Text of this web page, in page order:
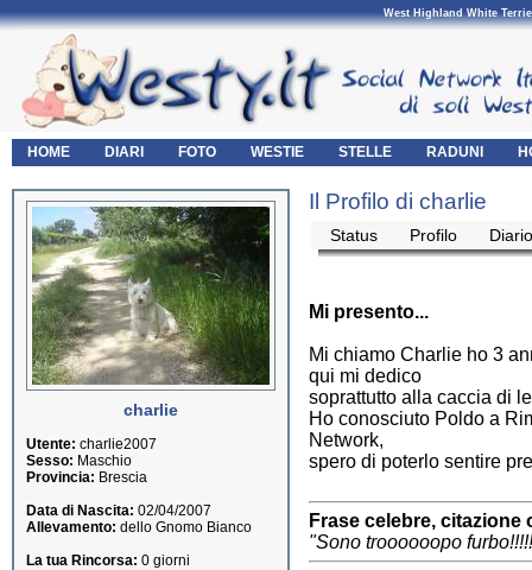
West Highland White
HOME DIARI FOTO WESTIE STELLE RADUNI
charlie
Utente: charlie2007
Sesso: Maschio
Provincia: Brescia
Data di Nascita: 02/04/2007
Allevamento: dello Gnomo Bianco
La tua Rincorsa: 0 giorni
Il Profilo di charlie
Status Profilo Diario
Mi presento...
Mi chiamo Charlie ho 3
qui mi dedico
soprattutto alla caccia di
Ho conosciuto Poldo a
Network,
spero di poterlo sentire
Frase celebre,
"Sono troooooopo